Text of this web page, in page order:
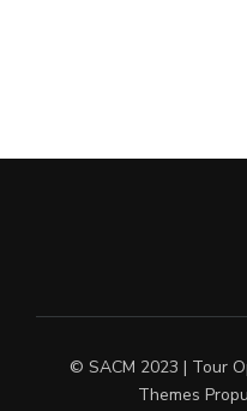
© SACM 2023 | Tour
Themes